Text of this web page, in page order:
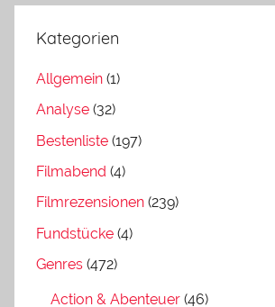
Kategorien
Allgemein (1)
Analyse (32)
Bestenliste (197)
Filmabend (4)
Filmrezensionen (239)
Fundstücke (4)
Genres (472)
Action & Abenteuer (46)